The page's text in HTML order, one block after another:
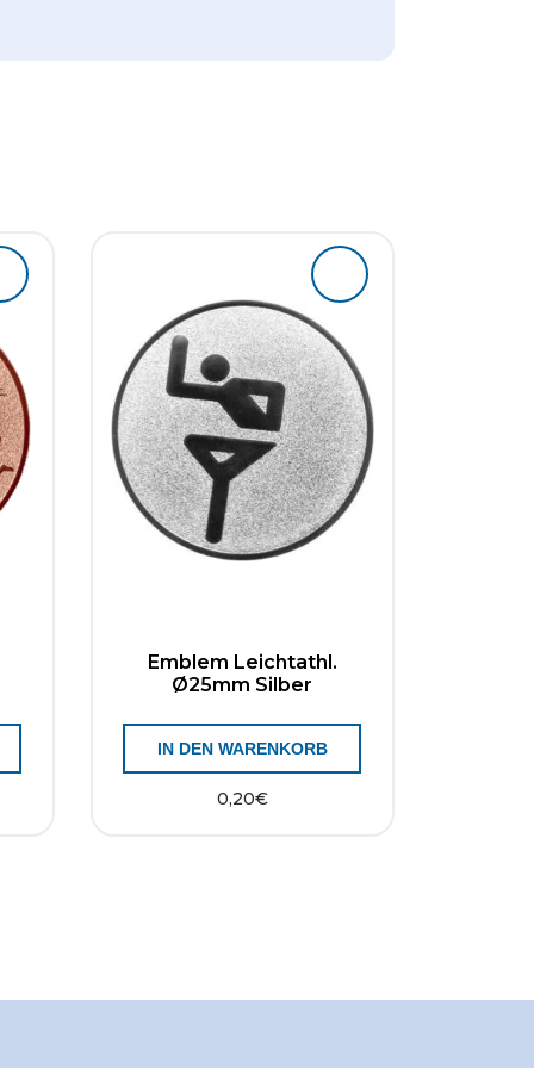
Emblem Leichtathl.
Ø25mm Silber
0,20€
IN DEN WARENKORB